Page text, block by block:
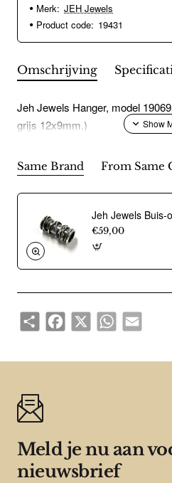
Merk: JEH Jewels
Product code: 19431
Omschrijving
Jeh Jewels Hanger, model
grijs 12x9mm.)
Same Brand From Same
€59,00
ShareFacebook
X WhatsAppEmail
Meld je nu aan
nieuwsbrief